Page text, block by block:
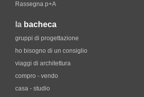
Rassegna p+A
la bacheca
gruppi di progettazione
ho bisogno di un consiglio
viaggi di architettura
compro - vendo
casa - studio